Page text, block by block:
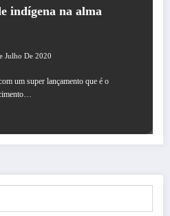
na alma
Julho De 2020
um super lançamento que é o